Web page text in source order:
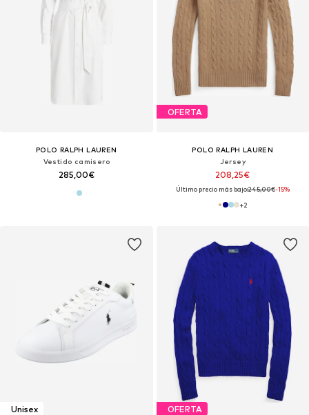
POLO RALPH LAUREN
Vestido camisero
285,00€
OFERTA
POLO RALPH LAUREN
Jersey
208,25€
Último precio más bajo:245,00€-15%
+2
Unisex OFERTA